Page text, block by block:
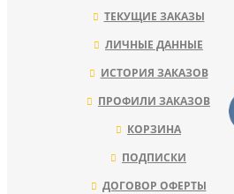
ТЕКУЩИЕ ЗАКАЗЫ
ЛИЧНЫЕ ДАННЫЕ
ИСТОРИЯ ЗАКАЗОВ
ПРОФИЛИ ЗАКАЗОВ
КОРЗИНА
ПОДПИСКИ
ДОГОВОР ОФЕРТЫ